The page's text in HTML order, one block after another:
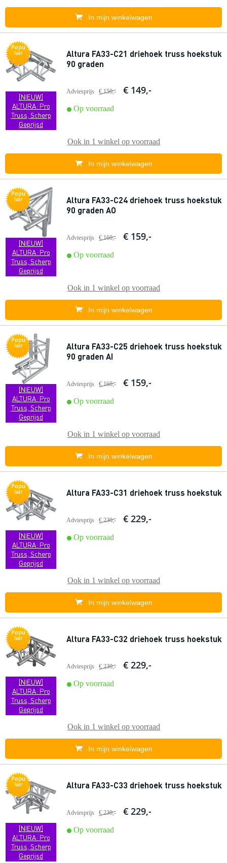
In mijn winkelwagen
Popu
lair
[NIEUW]
ALTURA: Pro
Truss, Scherp
Geprijsd
Altura FA33-C21 driehoek truss hoekstuk
90 graden
Adviesprijs € 150,- € 149,-
Op voorraad
Ook in 1 winkel op voorraad
In mijn winkelwagen
Popu
lair
[NIEUW]
ALTURA: Pro
Truss, Scherp
Geprijsd
Altura FA33-C24 driehoek truss hoekstuk
90 graden AO
Adviesprijs € 160,- € 159,-
Op voorraad
Ook in 1 winkel op voorraad
In mijn winkelwagen
Popu
lair
[NIEUW]
ALTURA: Pro
Truss, Scherp
Geprijsd
Altura FA33-C25 driehoek truss hoekstuk
90 graden AI
Adviesprijs € 160,- € 159,-
Op voorraad
Ook in 1 winkel op voorraad
In mijn winkelwagen
Popu
lair
[NIEUW]
ALTURA: Pro
Truss, Scherp
Geprijsd
Altura FA33-C31 driehoek truss hoekstuk
Adviesprijs € 230,- € 229,-
Op voorraad
Ook in 1 winkel op voorraad
In mijn winkelwagen
Popu
lair
[NIEUW]
ALTURA: Pro
Truss, Scherp
Geprijsd
Altura FA33-C32 driehoek truss hoekstuk
Adviesprijs € 230,- € 229,-
Op voorraad
Ook in 1 winkel op voorraad
In mijn winkelwagen
Popu
lair
[NIEUW]
ALTURA: Pro
Truss, Scherp
Geprijsd
Altura FA33-C33 driehoek truss hoekstuk
Adviesprijs € 230,- € 229,-
Op voorraad